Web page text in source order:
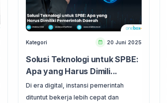
Kategori 20 Juni 2025
Solusi Teknologi untuk SPBE:
Apa yang Harus Dimili...
Di era digital, instansi pemerintah
dituntut bekerja lebih cepat dan